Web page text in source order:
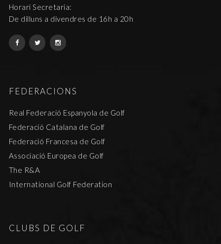
Horari Secretaria:
De dilluns a divendres de 16h a 20h
FEDERACIONS
Real Federació Espanyola de Golf
Federació Catalana de Golf
Federació Francesa de Golf
Associació Europea de Golf
The R&A
International Golf Federation
CLUBS DE GOLF